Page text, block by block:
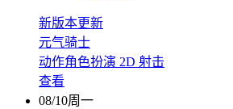
新版本更新
元气骑士
动作角色扮演 2D 射击
查看
08/10周一